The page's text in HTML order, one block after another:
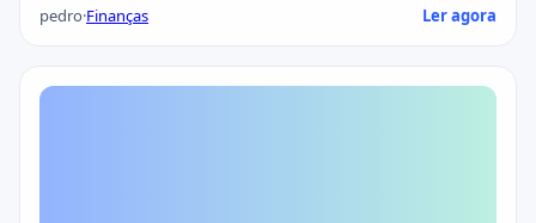
pedro·Finanças Ler agora